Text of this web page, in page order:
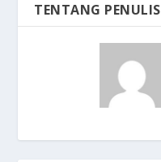
TENTANG PENULIS